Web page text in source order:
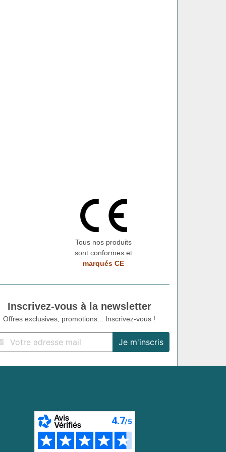
Tous nos produits
sont conformes et
marqués CE
Inscrivez-vous à la newsletter
Offres exclusives, promotions... Inscrivez-vous !